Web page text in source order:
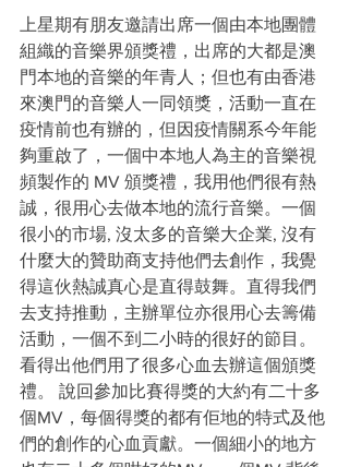
上星期有朋友邀請出席一個由本地團體
組織的音樂界頒獎禮，出席的大都是澳
門本地的音樂的年青人；但也有由香港
來澳門的音樂人一同領獎，活動一直在
疫情前也有辦的，但因疫情關系今年能
夠重啟了，一個中本地人為主的音樂視
頻製作的 MV 頒獎禮，我用他們很有熱
誠，很用心去做本地的流行音樂。一個
很小的市場, 沒太多的音樂大企業, 沒有
什麼大的贊助商支持他們去創作，我覺
得這伙熱誠真心是直得鼓舞。直得我們
去支持推動，主辦單位亦很用心去籌備
活動，一個不到二小時的很好的節目。
看得出他們用了很多心血去辦這個頒獎
禮。 說回參加比賽得獎的大約有二十多
個MV，每個得獎的都有佢地的特式及他
們的創作的心血貢獻。一個細小的地方